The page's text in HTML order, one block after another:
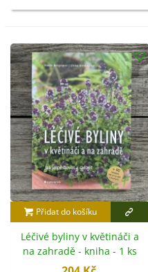
Přidat do košíku
Léčivé byliny v květináči a
na zahradě - kniha - 1 ks